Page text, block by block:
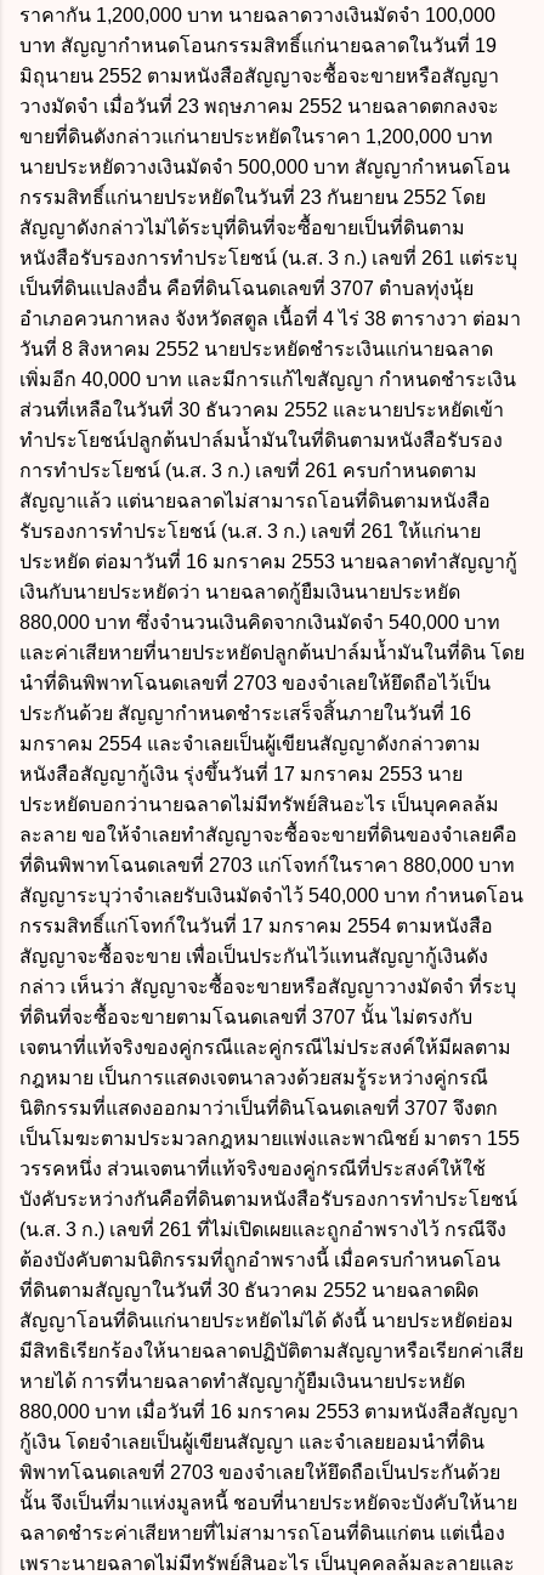
ราคากัน 1,200,000 บาท นายฉลาดวางเงินมัดจำ 100,000
บาท สัญญากำหนดโอนกรรมสิทธิ์แก่นายฉลาดในวันที่ 19
มิถุนายน 2552 ตามหนังสือสัญญาจะซื้อจะขายหรือสัญญา
วางมัดจำ เมื่อวันที่ 23 พฤษภาคม 2552 นายฉลาดตกลงจะ
ขายที่ดินดังกล่าวแก่นายประหยัดในราคา 1,200,000 บาท
นายประหยัดวางเงินมัดจำ 500,000 บาท สัญญากำหนดโอน
กรรมสิทธิ์แก่นายประหยัดในวันที่ 23 กันยายน 2552 โดย
สัญญาดังกล่าวไม่ได้ระบุที่ดินที่จะซื้อขายเป็นที่ดินตาม
หนังสือรับรองการทำประโยชน์ (น.ส. 3 ก.) เลขที่ 261 แต่ระบุ
เป็นที่ดินแปลงอื่น คือที่ดินโฉนดเลขที่ 3707 ตำบลทุ่งนุ้ย
อำเภอควนกาหลง จังหวัดสตูล เนื้อที่ 4 ไร่ 38 ตารางวา ต่อมา
วันที่ 8 สิงหาคม 2552 นายประหยัดชำระเงินแก่นายฉลาด
เพิ่มอีก 40,000 บาท และมีการแก้ไขสัญญา กำหนดชำระเงิน
ส่วนที่เหลือในวันที่ 30 ธันวาคม 2552 และนายประหยัดเข้า
ทำประโยชน์ปลูกต้นปาล์มน้ำมันในที่ดินตามหนังสือรับรอง
การทำประโยชน์ (น.ส. 3 ก.) เลขที่ 261 ครบกำหนดตาม
สัญญาแล้ว แต่นายฉลาดไม่สามารถโอนที่ดินตามหนังสือ
รับรองการทำประโยชน์ (น.ส. 3 ก.) เลขที่ 261 ให้แก่นาย
ประหยัด ต่อมาวันที่ 16 มกราคม 2553 นายฉลาดทำสัญญากู้
เงินกับนายประหยัดว่า นายฉลาดกู้ยืมเงินนายประหยัด
880,000 บาท ซึ่งจำนวนเงินคิดจากเงินมัดจำ 540,000 บาท
และค่าเสียหายที่นายประหยัดปลูกต้นปาล์มน้ำมันในที่ดิน โดย
นำที่ดินพิพาทโฉนดเลขที่ 2703 ของจำเลยให้ยึดถือไว้เป็น
ประกันด้วย สัญญากำหนดชำระเสร็จสิ้นภายในวันที่ 16
มกราคม 2554 และจำเลยเป็นผู้เขียนสัญญาดังกล่าวตาม
หนังสือสัญญากู้เงิน รุ่งขึ้นวันที่ 17 มกราคม 2553 นาย
ประหยัดบอกว่านายฉลาดไม่มีทรัพย์สินอะไร เป็นบุคคลล้ม
ละลาย ขอให้จำเลยทำสัญญาจะซื้อจะขายที่ดินของจำเลยคือ
ที่ดินพิพาทโฉนดเลขที่ 2703 แก่โจทก์ในราคา 880,000 บาท
สัญญาระบุว่าจำเลยรับเงินมัดจำไว้ 540,000 บาท กำหนดโอน
กรรมสิทธิ์แก่โจทก์ในวันที่ 17 มกราคม 2554 ตามหนังสือ
สัญญาจะซื้อจะขาย เพื่อเป็นประกันไว้แทนสัญญากู้เงินดัง
กล่าว เห็นว่า สัญญาจะซื้อจะขายหรือสัญญาวางมัดจำ ที่ระบุ
ที่ดินที่จะซื้อจะขายตามโฉนดเลขที่ 3707 นั้น ไม่ตรงกับ
เจตนาที่แท้จริงของคู่กรณีและคู่กรณีไม่ประสงค์ให้มีผลตาม
กฎหมาย เป็นการแสดงเจตนาลวงด้วยสมรู้ระหว่างคู่กรณี
นิติกรรมที่แสดงออกมาว่าเป็นที่ดินโฉนดเลขที่ 3707 จึงตก
เป็นโมฆะตามประมวลกฎหมายแพ่งและพาณิชย์ มาตรา 155
วรรคหนึ่ง ส่วนเจตนาที่แท้จริงของคู่กรณีที่ประสงค์ให้ใช้
บังคับระหว่างกันคือที่ดินตามหนังสือรับรองการทำประโยชน์
(น.ส. 3 ก.) เลขที่ 261 ที่ไม่เปิดเผยและถูกอำพรางไว้ กรณีจึง
ต้องบังคับตามนิติกรรมที่ถูกอำพรางนี้ เมื่อครบกำหนดโอน
ที่ดินตามสัญญาในวันที่ 30 ธันวาคม 2552 นายฉลาดผิด
สัญญาโอนที่ดินแก่นายประหยัดไม่ได้ ดังนี้ นายประหยัดย่อม
มีสิทธิเรียกร้องให้นายฉลาดปฏิบัติตามสัญญาหรือเรียกค่าเสีย
หายได้ การที่นายฉลาดทำสัญญากู้ยืมเงินนายประหยัด
880,000 บาท เมื่อวันที่ 16 มกราคม 2553 ตามหนังสือสัญญา
กู้เงิน โดยจำเลยเป็นผู้เขียนสัญญา และจำเลยยอมนำที่ดิน
พิพาทโฉนดเลขที่ 2703 ของจำเลยให้ยึดถือเป็นประกันด้วย
นั้น จึงเป็นที่มาแห่งมูลหนี้ ชอบที่นายประหยัดจะบังคับให้นาย
ฉลาดชำระค่าเสียหายที่ไม่สามารถโอนที่ดินแก่ตน แต่เนื่อง
เพราะนายฉลาดไม่มีทรัพย์สินอะไร เป็นบุคคลล้มละลายและ